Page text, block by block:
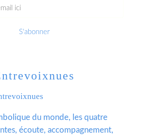
du monde, les quatre
écoute, accompagnement,